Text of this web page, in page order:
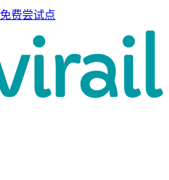
免费尝试点